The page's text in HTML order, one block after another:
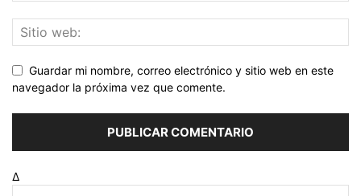
Guardar mi nombre, correo electrónico y sitio web en este
navegador la próxima vez que comente.
Δ